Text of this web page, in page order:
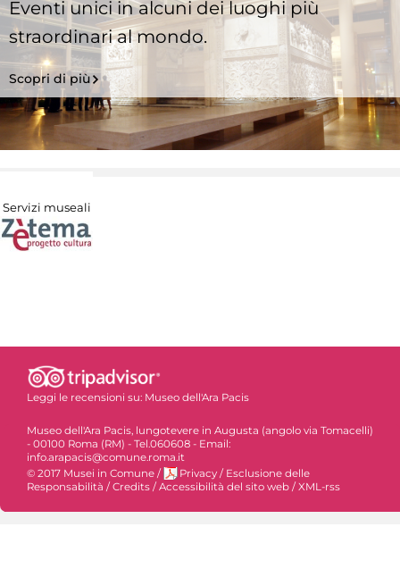
Eventi unici in alcuni dei luoghi più
straordinari al mondo.
Scopri di più
Servizi museali
Leggi le recensioni su: Museo dell'Ara Pacis
Museo dell'Ara Pacis, lungotevere in Augusta (angolo via Tomacelli)
- 00100 Roma (RM) - Tel.060608 - Email:
info.arapacis@comune.roma.it
© 2017 Musei in Comune / Privacy / Esclusione delle
Responsabilità / Credits / Accessibilità del sito web / XML-rss